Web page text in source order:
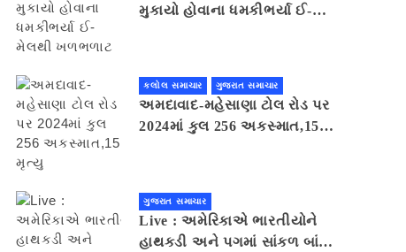
મુકાયો હોવાના ધમકીભર્યા ઈ-
કલોલ સમાચાર ગુજરાત સમાચાર
અમદાવાદ-મહેસાણા ટોલ રોડ પર
2024માં કુલ 256 અકસ્માત,15
ગુજરાત સમાચાર
Live : અમેરિકાએ ભારતીયોને
હાથકડી અને પગમાં સાંકળ બાંધી,